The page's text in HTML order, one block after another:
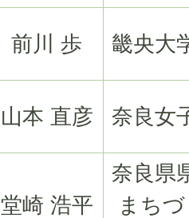
前川 歩 畿央大
山本 直彦 奈良女
堂崎 浩平
奈良県
まち